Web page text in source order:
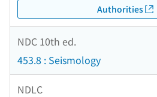
Authorities
NDC 10th ed.
453.8 : Seismology
NDLC